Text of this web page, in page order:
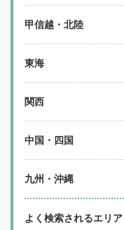
甲信越・北陸
東海
関西
中国・四国
九州・沖縄
よく検索されるエリア